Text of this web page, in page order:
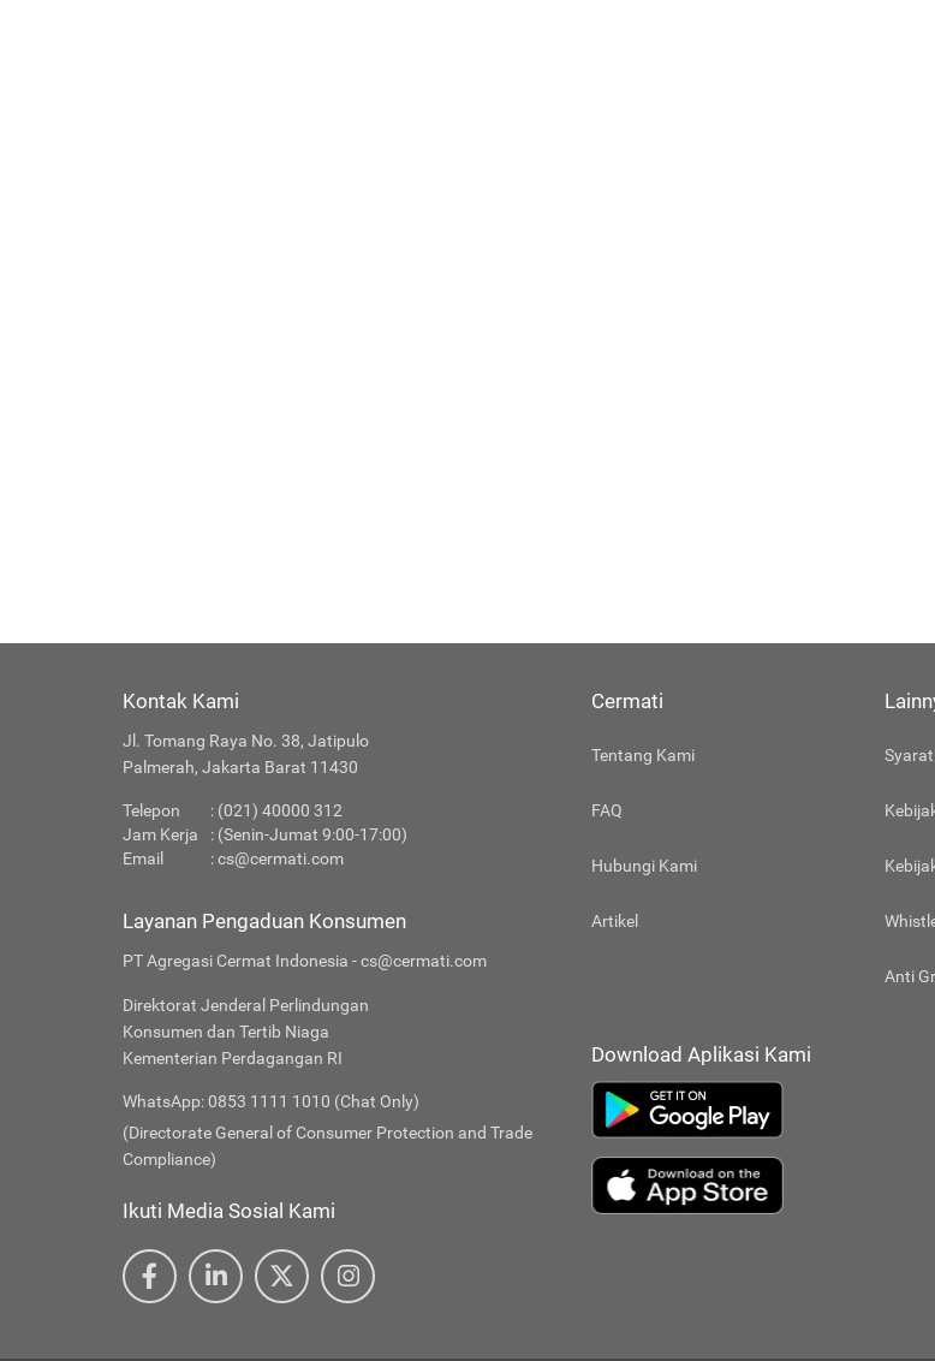
Kontak Kami
Jl. Tomang Raya No. 38, Jatipulo
Palmerah, Jakarta Barat 11430
Telepon
: (021) 40000 312
Jam Kerja
: (Senin-Jumat 9:00-17:00)
Email
:cs@cermati.com
Layanan Pengaduan Konsumen
PT Agregasi Cermat Indonesia - cs@cermati.com
Direktorat Jenderal Perlindungan
Konsumen dan Tertib Niaga
Kementerian Perdagangan RI
WhatsApp: 0853 1111 1010 (Chat Only)
(Directorate General of Consumer Protection and Trade
Compliance)
Ikuti Media Sosial Kami
Cermati
Tentang Kami
FAQ
Hubungi Kami
Artikel
Anti
Download Aplikasi Kami